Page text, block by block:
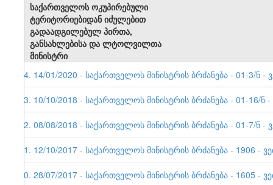
საქართველოს ოკუპირებული
ტერიტორიებიდან იძულებით
გადაადგილებულ პირთა,
განსახლებისა და ლტოლვილთა
მინისტრი
14. 14/01/2020 - საქართველოს მინისტრის ბრძანება - 01-3/ნ -
13. 10/10/2018 - საქართველოს მინისტრის ბრძანება - 01-16/ნ
12. 08/08/2018 - საქართველოს მინისტრის ბრძანება - 01-7/ნ -
11. 12/10/2017 - საქართველოს მინისტრის ბრძანება - 1906 -
10. 28/07/2017 - საქართველოს მინისტრის ბრძანება - 1605 -